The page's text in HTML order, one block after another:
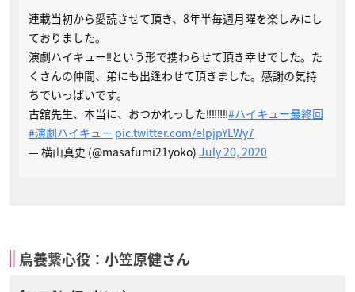
連載当初から愛読させて頂き、8年半毎週月曜を楽しみにし
ておりました。
演劇ハイキュー‼︎という形で携わらせて頂き幸せでした。た
くさんの仲間、弟にも出逢わせて頂きました。感謝の気持
ちでいっぱいです。
古舘先生、本当に、おつかれっした‼︎‼︎‼︎‼︎#ハイキュー最終回
#演劇ハイキュー pic.twitter.com/elpjpYLWy7
— 横山真史 (@masafumi21yoko) July 20, 2020
烏養繋心役：小笠原健さん